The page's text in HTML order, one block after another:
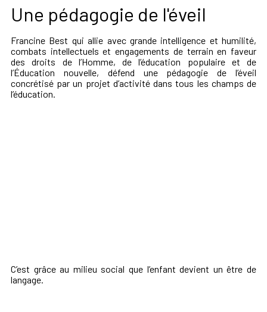
Une pédagogie de l'éveil
Francine Best qui allie avec grande intelligence et humilité,
combats intellectuels et engagements de terrain en faveur
des droits de l’Homme, de l’éducation populaire et de
l’Éducation nouvelle, défend une pédagogie de l’éveil
concrétisé par un projet d’activité dans tous les champs de
l’éducation.
C’est grâce au milieu social que l’enfant devient un être de
langage.